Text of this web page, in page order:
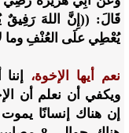
قَالَ: ((إِنَّ اللهَ
يُعْطِي علَى العُنْفِ وما
نعم أيها الإخوة،
ويكفي أن نعلم أن
إن هناك إنسانًا